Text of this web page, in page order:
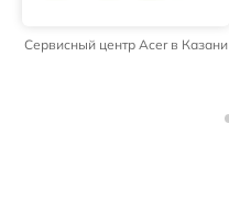
Сервисный центр Acer в Казани